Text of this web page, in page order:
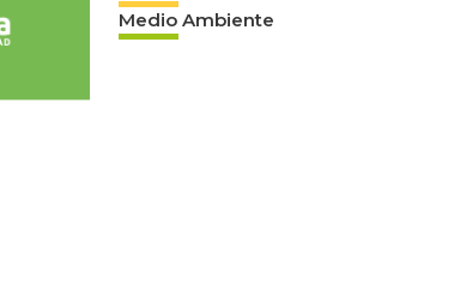
Medio Ambiente